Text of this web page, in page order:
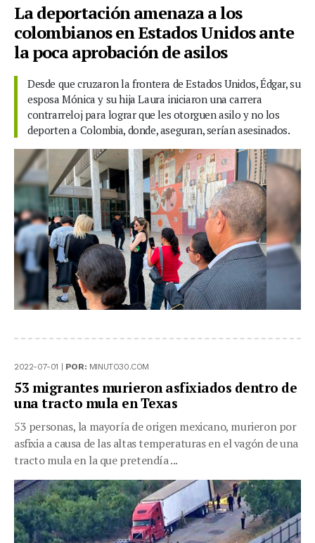
La deportación amenaza a los
colombianos en Estados Unidos ante
la poca aprobación de asilos
Desde que cruzaron la frontera de Estados Unidos, Édgar, su
esposa Mónica y su hija Laura iniciaron una carrera
contrarreloj para lograr que les otorguen asilo y no los
deporten a Colombia, donde, aseguran, serían asesinados.
2022-07-01 | POR: MINUTO30.COM
53 migrantes murieron asfixiados dentro de
una tracto mula en Texas
53 personas, la mayoría de origen mexicano, murieron por
asfixia a causa de las altas temperaturas en el vagón de una
tracto mula en la que pretendía ...